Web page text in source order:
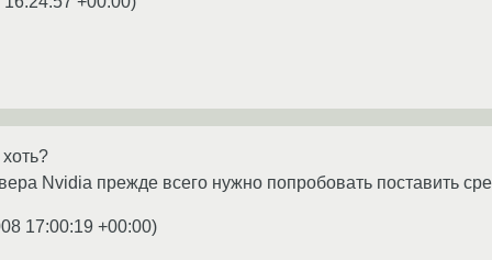
Nvidia прежде всего нужно попробовать поставить
17:00:19 +00:00)